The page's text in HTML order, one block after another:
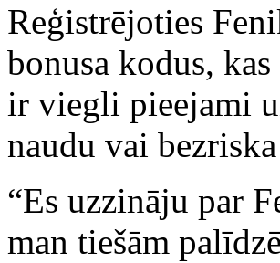
Reģistrējoties
bonusa kodus,
ir viegli pieejami
naudu vai
“Es uzzināju par
man tiešām